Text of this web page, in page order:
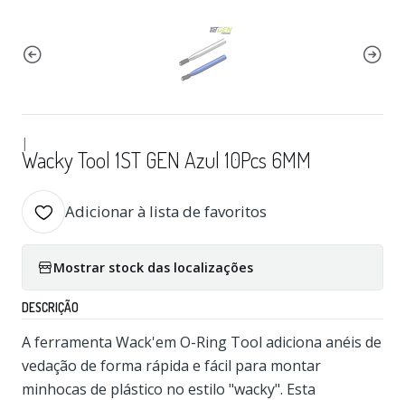
|
Wacky Tool 1ST GEN Azul 10Pcs 6MM
Adicionar à lista de favoritos
Mostrar stock das localizações
DESCRIÇÃO
A ferramenta Wack'em O-Ring Tool adiciona anéis de
vedação de forma rápida e fácil para montar
minhocas de plástico no estilo "wacky". Esta